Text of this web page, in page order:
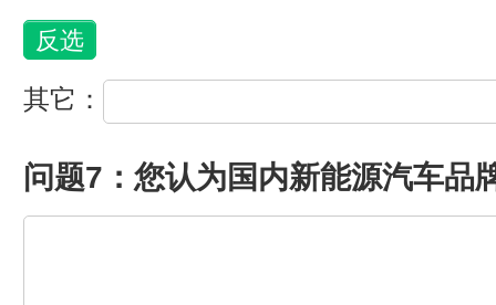
其它：
问题7：您认为国内新能源汽车品